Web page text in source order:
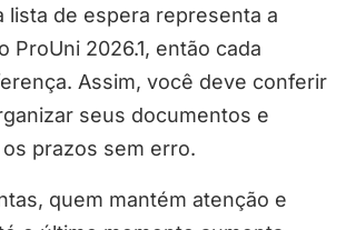
lista de espera representa a
ProUni 2026.1, então cada
Assim, você deve conferir
seus documentos e
prazos sem erro.
quem mantém atenção e